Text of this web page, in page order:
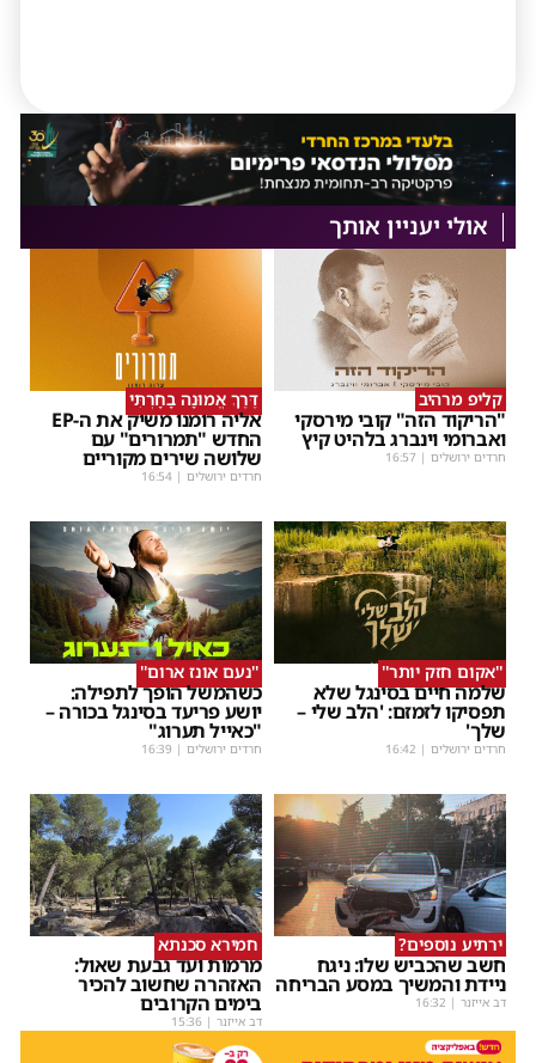
אולי יעניין אותך
קליפ מרהיב
"הריקוד הזה" קובי מירסקי
ואברומי וינברג בלהיט קיץ
חרדים ירושלים |
16:57
דֶּרֶךְ אֱמוּנָה בָחָרְתִּי
אליה רומנו משיק את ה-EP
החדש "תמרורים" עם
שלושה שירים מקוריים
חרדים ירושלים |
16:54
''אקום חזק יותר''
שלמה חיים בסינגל שלא
תפסיקו לזמזם: 'הלב שלי –
שלך'
חרדים ירושלים |
16:42
''נעם אונז ארום''
כשהמשל הופך לתפילה:
יושע פריעד בסינגל בכורה –
"כאייל תערוג"
חרדים ירושלים |
16:39
ירתיע נוספים?
חשב שהכביש שלו: ניגח
ניידת והמשיך במסע הבריחה
דב אייזנר |
16:32
חמירא סכנתא
מרמות ועד גבעת שאול:
האזהרה שחשוב להכיר
בימים הקרובים
דב אייזנר |
15:36